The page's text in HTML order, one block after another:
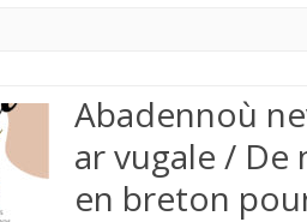
Abadennoù
ar vugale / De
en breton